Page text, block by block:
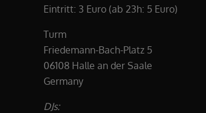
Eintritt: 3 Euro (ab 23h: 5 Euro)
Turm
Friedemann-Bach-Platz 5
06108 Halle an der Saale
Germany
DJs: